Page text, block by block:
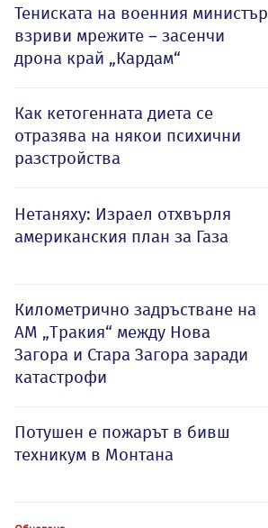
Тениската на военния министър
взриви мрежите – засенчи
дрона край „Кардам“
Как кетогенната диета се
отразява на някои психични
разстройства
Нетаняху: Израел отхвърля
американския план за Газа
Километрично задръстване на
АМ „Тракия“ между Нова
Загора и Стара Загора заради
катастрофи
Потушен е пожарът в бивш
техникум в Монтана